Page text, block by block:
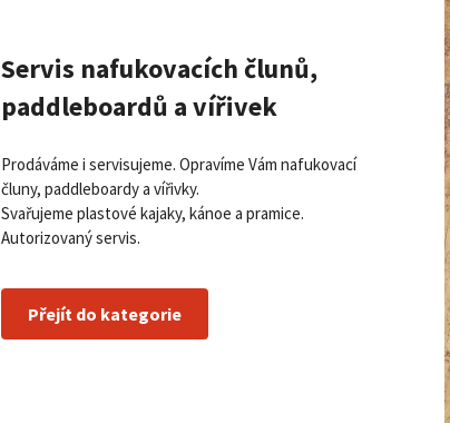
Servis nafukovacích člunů,
paddleboardů a vířivek
Prodáváme i servisujeme. Opravíme Vám nafukovací
čluny, paddleboardy a vířivky.
Svařujeme plastové kajaky, kánoe a pramice.
Autorizovaný servis.
Přejít do kategorie